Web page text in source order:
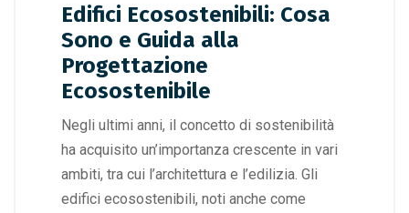
Edifici Ecosostenibili: Cosa
Sono e Guida alla
Progettazione
Ecosostenibile
Negli ultimi anni, il concetto di sostenibilità
ha acquisito un’importanza crescente in vari
ambiti, tra cui l’architettura e l’edilizia. Gli
edifici ecosostenibili, noti anche come